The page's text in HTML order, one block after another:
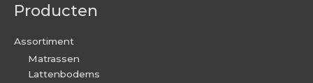
Producten
Assortiment
Matrassen
Lattenbodems